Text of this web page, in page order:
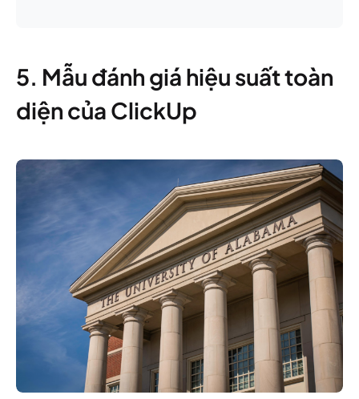
5. Mẫu đánh giá hiệu suất toàn
diện của ClickUp